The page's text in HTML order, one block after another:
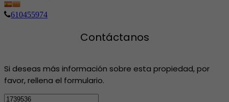
610455974
Contáctanos
Si deseas más información sobre esta propiedad, por
favor, rellena el formulario.